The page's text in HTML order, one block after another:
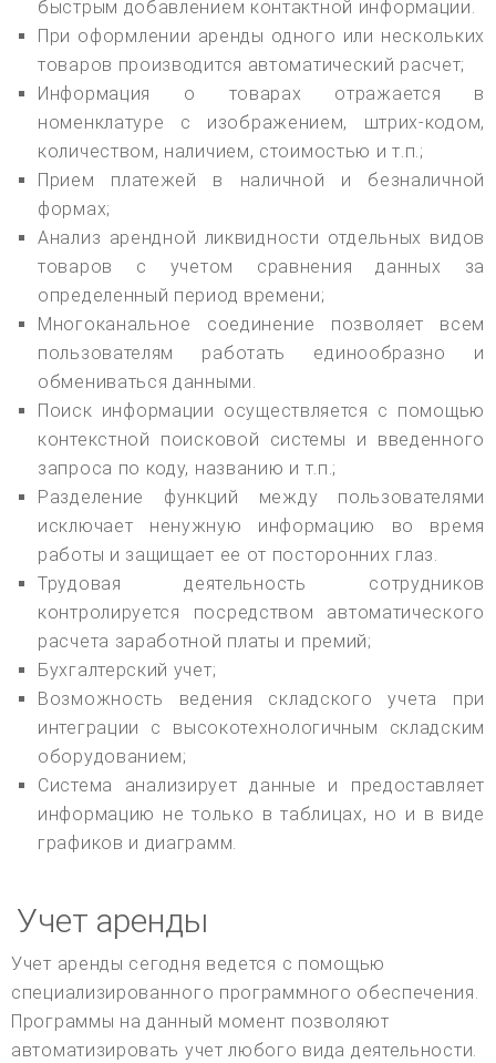
быстрым добавлением контактной информации.
При оформлении аренды одного или нескольких
товаров производится автоматический расчет;
Информация о товарах отражается в
номенклатуре с изображением, штрих-кодом,
количеством, наличием, стоимостью и т.п.;
Прием платежей в наличной и безналичной
формах;
Анализ арендной ликвидности отдельных видов
товаров с учетом сравнения данных за
определенный период времени;
Многоканальное соединение позволяет всем
пользователям работать единообразно и
обмениваться данными.
Поиск информации осуществляется с помощью
контекстной поисковой системы и введенного
запроса по коду, названию и т.п.;
Разделение функций между пользователями
исключает ненужную информацию во время
работы и защищает ее от посторонних глаз.
Трудовая деятельность сотрудников
контролируется посредством автоматического
расчета заработной платы и премий;
Бухгалтерский учет;
Возможность ведения складского учета при
интеграции с высокотехнологичным складским
оборудованием;
Система анализирует данные и предоставляет
информацию не только в таблицах, но и в виде
графиков и диаграмм.
Учет аренды
Учет аренды сегодня ведется с помощью
специализированного программного обеспечения.
Программы на данный момент позволяют
автоматизировать учет любого вида деятельности.